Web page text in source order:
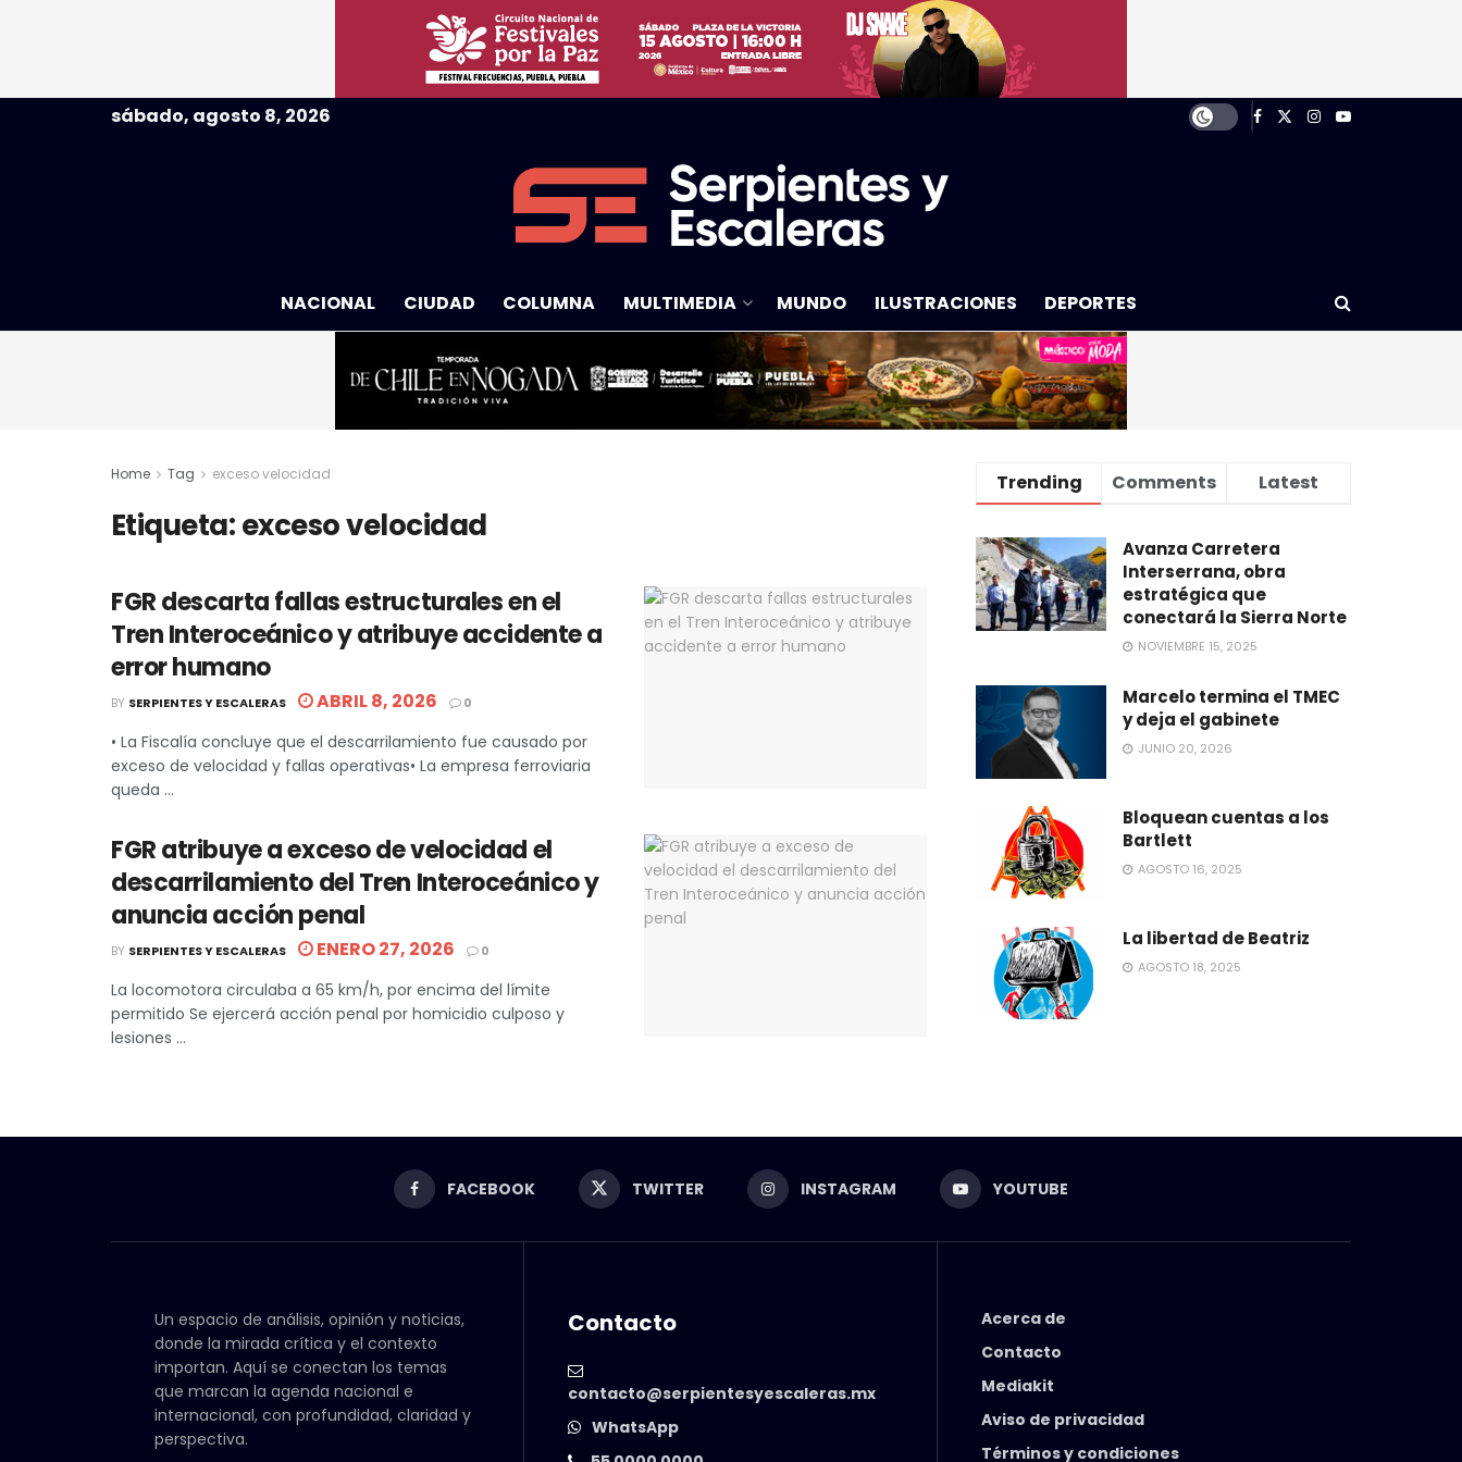
sábado, agosto 8, 2026
NACIONAL CIUDAD COLUMNA MULTIMEDIA MUNDO ILUSTRACIONES DEPORTES
Home Tag exceso velocidad
Etiqueta:exceso velocidad
FGR descarta fallas estructurales en el
Tren Interoceánico y atribuye accidente a
error humano
BY SERPIENTES Y ESCALERAS ABRIL 8, 2026 0
• La Fiscalía concluye que el descarrilamiento fue causado por
exceso de velocidad y fallas operativas• La empresa ferroviaria
queda ...
FGR atribuye a exceso de velocidad el
descarrilamiento del Tren Interoceánico y
anuncia acción penal
BY SERPIENTES Y ESCALERAS ENERO 27, 2026 0
La locomotora circulaba a 65 km/h, por encima del límite
permitido Se ejercerá acción penal por homicidio culposo y
lesiones ...
Trending Comments Latest
Avanza Carretera
Interserrana, obra
estratégica que
conectará la Sierra Norte
NOVIEMBRE 15, 2025
Marcelo termina el TMEC
y deja el gabinete
JUNIO 20, 2026
Bloquean cuentas a los
Bartlett
AGOSTO 16, 2025
La libertad de Beatriz
AGOSTO 18, 2025
FACEBOOK TWITTER INSTAGRAM YOUTUBE
Un espacio de análisis, opinión y noticias,
donde la mirada crítica y el contexto
importan. Aquí se conectan los temas
que marcan la agenda nacional e
internacional, con profundidad, claridad y
perspectiva.
Contacto
contacto@serpientesyescaleras.mx
WhatsApp
Acerca de
Contacto
Mediakit
Aviso de privacidad
Términos y condiciones